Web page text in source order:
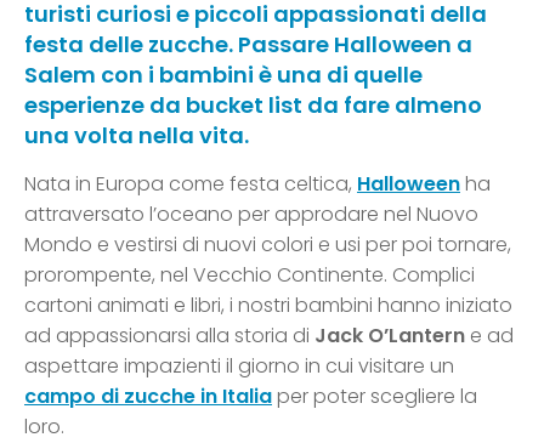
turisti curiosi e piccoli appassionati della
festa delle zucche. Passare Halloween a
Salem con i bambini è una di quelle
esperienze da bucket list da fare almeno
una volta nella vita.
Nata in Europa come festa celtica, Halloweenha
attraversato l’oceano per approdare nel Nuovo
Mondo e vestirsi di nuovi colori e usi per poi tornare,
prorompente, nel Vecchio Continente. Complici
cartoni animati e libri, i nostri bambini hanno iniziato
ad appassionarsi alla storia di Jack O’Lantern e ad
aspettare impazienti il giorno in cui visitare un
campo di zucche in Italiaper poter scegliere la
loro.